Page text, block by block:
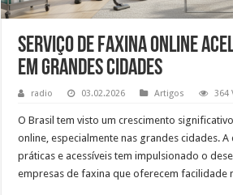
Serviço de faxina online
em grandes cidades
radio 03.02.2026 Artigos 364
O Brasil tem visto um crescimento
online, especialmente nas grandes cidades.
práticas e acessíveis tem impulsionado o
empresas de faxina que oferecem facilidade